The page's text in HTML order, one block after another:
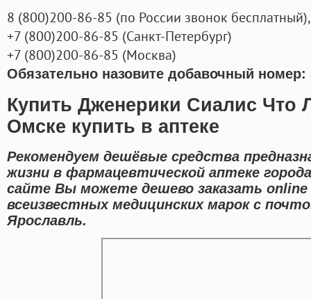
8 (800)200-86-85 (по России звонок бесплатный),
+7 (800)200-86-85 (Санкт-Петербург)
+7 (800)200-86-85 (Москва)
Обязательно назовите добавочный номер:
Купить Дженерики Сиалис Что
Омске купить в аптеке
Рекомендуем дешёвые средства
жизни в фармацевтической аптеке
сайте Вы можете дешево заказать
всеизвестных медицинских марок с
Ярославль.